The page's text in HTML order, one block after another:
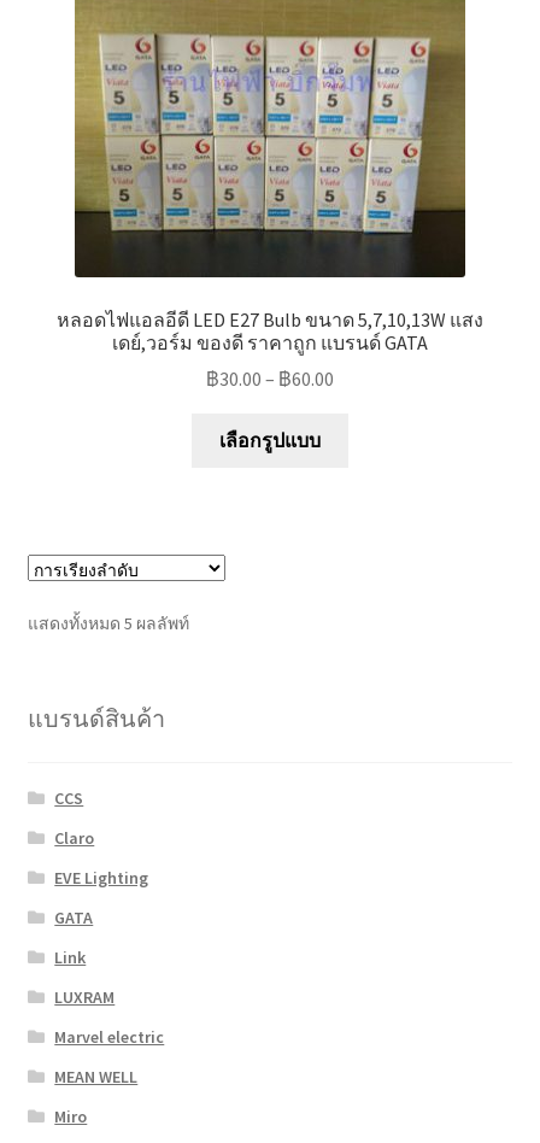
chosen
on
the
product
page
หลอดไฟแอลอีดี LED E27 Bulb ขนาด 5,7,10,13W แสง
เดย์,วอร์ม ของดี ราคาถูก แบรนด์ GATA
฿30.00 – ฿60.00
เลือกรูปแบบ
แสดงทั้งหมด 5 ผลลัพท์
แบรนด์สินค้า
CCS
Claro
EVE Lighting
GATA
Link
LUXRAM
Marvel electric
MEAN WELL
Miro